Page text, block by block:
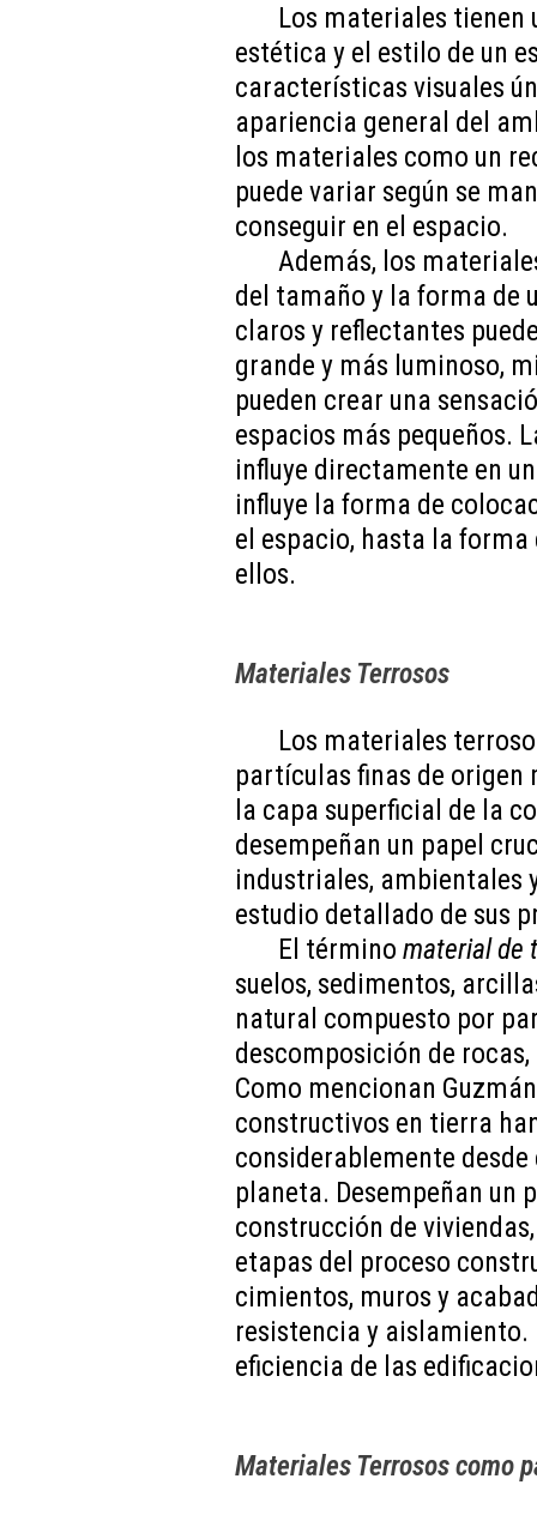
Los materiales
estética y el estilo de un
características visuales
apariencia general del
los materiales como un
puede variar según se
conseguir en el espacio.
Además, los
del tamaño y la forma de
claros y reflectantes
grande y más luminoso,
pueden crear una
espacios más pequeños.
influye directamente en
influye la forma de
el espacio, hasta la
ellos.
Materiales Terrosos
Los materiales
partículas finas de
la capa superficial de la
desempeñan un papel
industriales, ambientales
estudio detallado de sus
El término material de
suelos, sedimentos,
natural compuesto por
descomposición de
Como mencionan
constructivos en tierra
considerablemente
planeta. Desempeñan un
construcción de
etapas del proceso
cimientos, muros y
resistencia y
eficiencia de las
Materiales Terrosos como